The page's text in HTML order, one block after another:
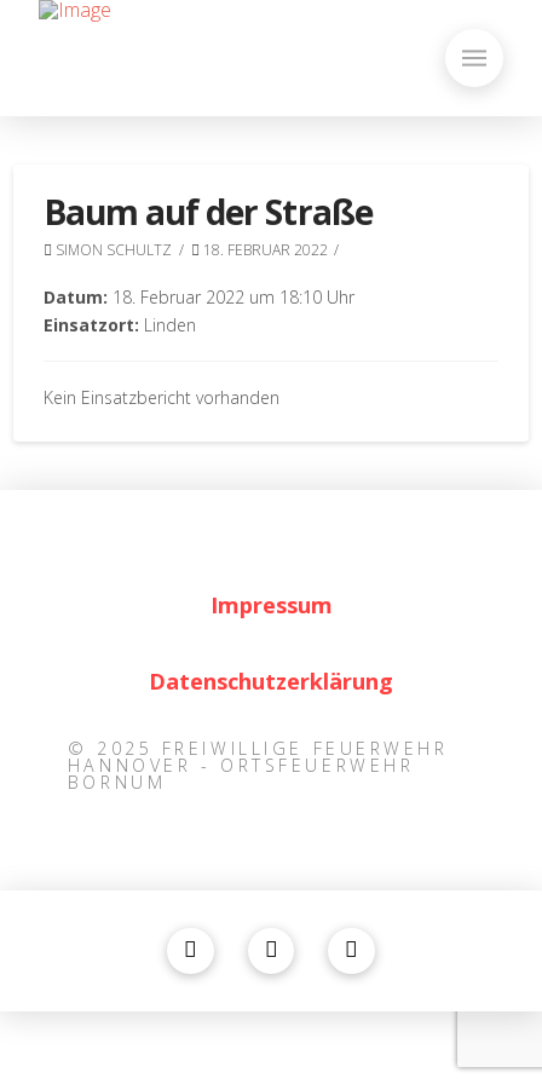
Baum auf der Straße
SIMON SCHULTZ 18. FEBRUAR 2022
Datum: 18. Februar 2022 um 18:10 Uhr
Einsatzort: Linden
Kein Einsatzbericht vorhanden
Impressum
Datenschutzerklärung
© 2025 FREIWILLIGE FEUERWEHR
HANNOVER - ORTSFEUERWEHR
BORNUM